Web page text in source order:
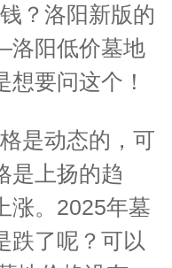
？洛阳新版的
阳低价墓地
要问这个！
是动态的，可
是上扬的趋
涨。2025年墓
跌了呢？可以